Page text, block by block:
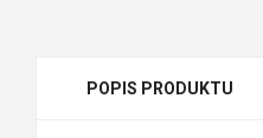
POPIS PRODUKTU